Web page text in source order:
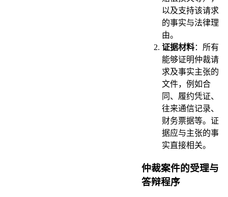
以及支持该请求
的事实与法律理
由。
证据材料：所有
能够证明仲裁请
求及事实主张的
文件，例如合
同、履约凭证、
往来通信记录、
财务票据等。证
据应与主张的事
实直接相关。
仲裁案件的受理与
答辩程序